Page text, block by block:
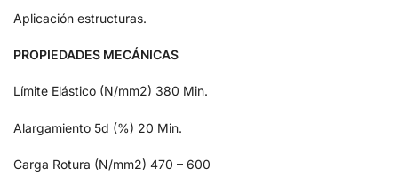
Aplicación estructuras.
PROPIEDADES MECÁNICAS
Límite Elástico (N/mm2) 380 Min.
Alargamiento 5d (%) 20 Min.
Carga Rotura (N/mm2) 470 – 600